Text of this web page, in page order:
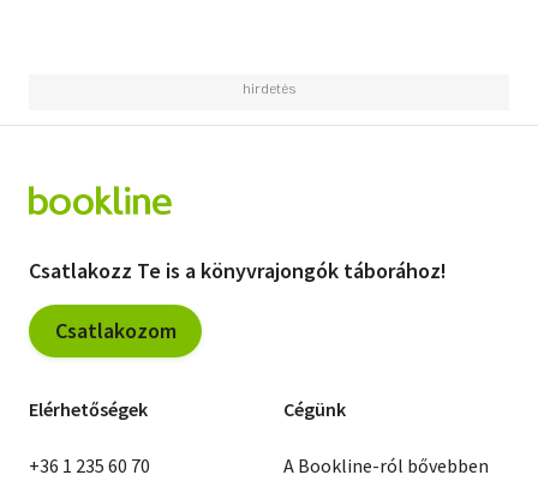
Csatlakozz Te is a könyvrajongók táborához!
Csatlakozom
Elérhetőségek
+36 1 235 60 70
Cégünk
A Bookline-ról bővebben